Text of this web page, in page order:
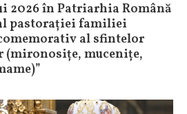
2026 în Patriarhia Română
pastorației familiei
al sfintelor
(mironosițe, mucenițe,